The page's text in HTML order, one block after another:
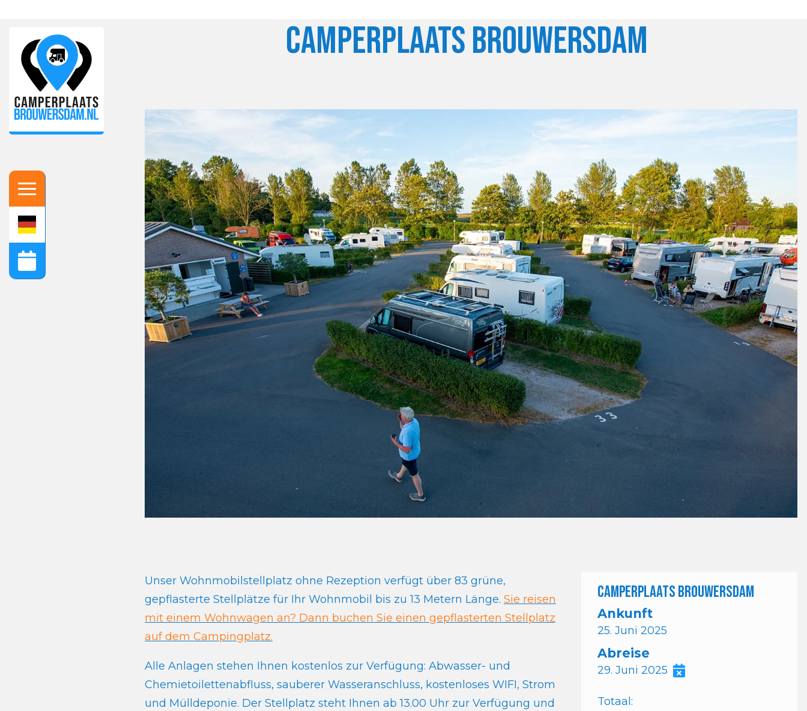
Camperplaats Brouwersdam
Unser Wohnmobilstellplatz ohne Rezeption verfügt über 83 grüne,
gepflasterte Stellplätze für Ihr Wohnmobil bis zu 13 Metern Länge. Sie reisen
mit einem Wohnwagen an? Dann buchen Sie einen gepflasterten Stellplatz
auf dem Campingplatz.
Alle Anlagen stehen Ihnen kostenlos zur Verfügung: Abwasser- und
Chemietoilettenabfluss, sauberer Wasseranschluss, kostenloses WIFI, Strom
und Mülldeponie. Der Stellplatz steht Ihnen ab 13.00 Uhr zur Verfügung und
Camperplaats Brouwersdam
Ankunft
25. Juni 2025
Abreise
29. Juni 2025
Totaal: